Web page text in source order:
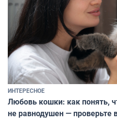
ИНТЕРЕСНОЕ
Любовь кошки: как понять,
не равнодушен — проверьте